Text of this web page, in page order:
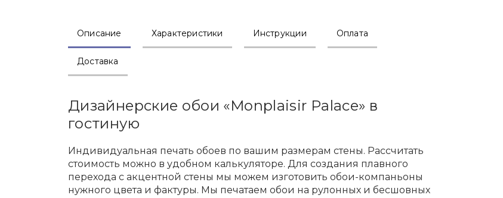
Описание Характеристики Инструкции Оплата
Доставка
Дизайнерские обои «Monplaisir Palace» в
гостиную
Индивидуальная печать обоев по вашим размерам стены. Рассчитать
стоимость можно в удобном калькуляторе. Для создания плавного
перехода с акцентной стены мы можем изготовить обои-компаньоны
нужного цвета и фактуры. Мы печатаем обои на рулонных и бесшовных